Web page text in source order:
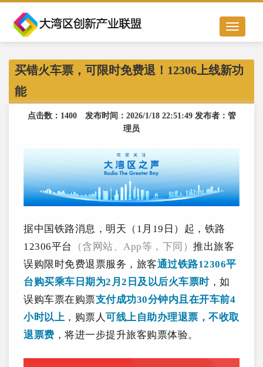
Toggle
navigation
买错火车票，可限时免费退！12306上线新功
能
点击数：1400 发布时间：2026/1/18 22:51:49 发布者：管
理员
据中国铁路消息， 明天（1月19日）起 ，铁路
12306平台 （含网站、 App等，下同） 推出旅客
误购限时免费退票服务，旅客通过铁路12306平
台购买乘车日期为2月2日及以后火车票时， 如
误购车票在购票支付成功30分钟内且在开车前4
小时以上 ，购票人可线上自助办理退票，不收取
退票费 ，将进一步提升旅客购票体验。